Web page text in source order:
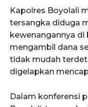
Kapolres Boyolali
tersangka diduga
kewenangannya di
mengambil dana
tidak mudah
digelapkan
Dalam konferensi